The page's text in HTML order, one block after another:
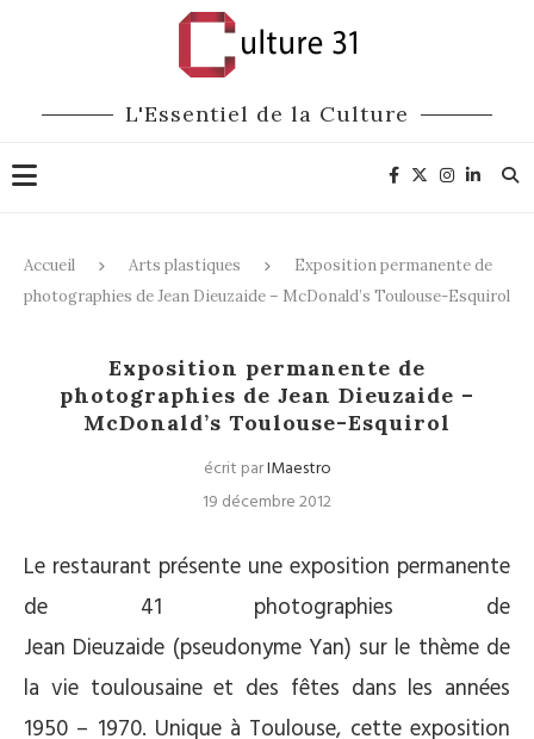
L'Essentiel de la Culture
Accueil Arts plastiques
Exposition permanente de
photographies de Jean Dieuzaide – McDonald’s Toulouse-Esquirol
Exposition permanente de
photographies de Jean Dieuzaide –
McDonald’s Toulouse-Esquirol
écrit parIMaestro
19 décembre 2012
Le restaurant présente une exposition permanente
de 41 photographies de
Jean Dieuzaide (pseudonyme Yan) sur le thème de
la vie toulousaine et des fêtes dans les années
1950 – 1970. Unique à Toulouse, cette exposition